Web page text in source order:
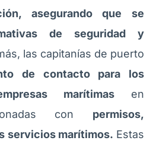
asegurando que se
de seguridad y
las capitanías de puerto
de contacto para los
marítimasen
con permisos,
servicios marítimos. Estas